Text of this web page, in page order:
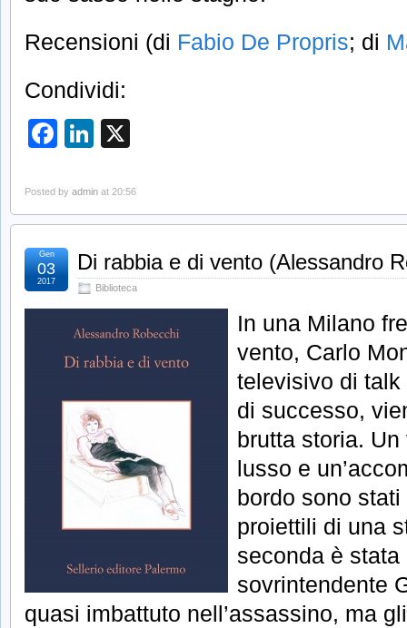
Recensioni (di Fabio De Propris; di
Condividi:
Facebook
LinkedIn
Posted by admin at 20:56
Di rabbia e di vento (Alessandro
Biblioteca
Gen
03
2017
In una Milano
vento, Carlo
televisivo di talk
di successo,
brutta storia.
lusso e
bordo sono
proiettili di una
seconda è
sovrintendente
quasi imbattuto nell’assassino, ma